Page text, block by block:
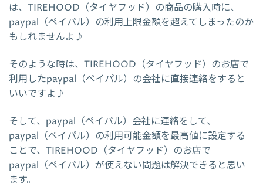
は、TIREHOOD（タイヤフッド）の商品の購入時に、
paypal（ペイパル）の利用上限金額を超えてしまったのか
もしれませんよ♪
そのような時は、TIREHOOD（タイヤフッド）のお店で
利用したpaypal（ペイパル）の会社に直接連絡をすると
いいですよ♪
そして、paypal（ペイパル）会社に連絡をして、
paypal（ペイパル）の利用可能金額を最高値に設定する
ことで、TIREHOOD（タイヤフッド）のお店で
paypal（ペイパル）が使えない問題は解決できると思い
ます。